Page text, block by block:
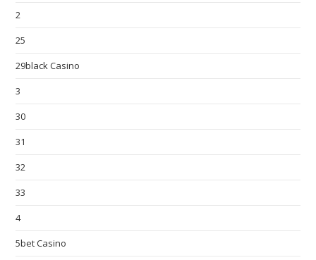
2
25
29black Casino
3
30
31
32
33
4
5bet Casino